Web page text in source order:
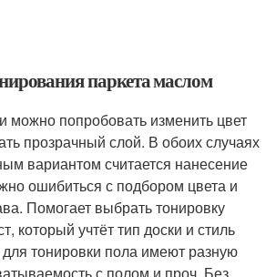
паркета маслом
можно попробовать изменить цвет
прозрачный слой. В обоих случаях
вариантом считается нанесение
ошибиться с подбором цвета и
Помогает выбрать тонировку
который учтёт тип доски и стиль
тонировки пола имеют разную